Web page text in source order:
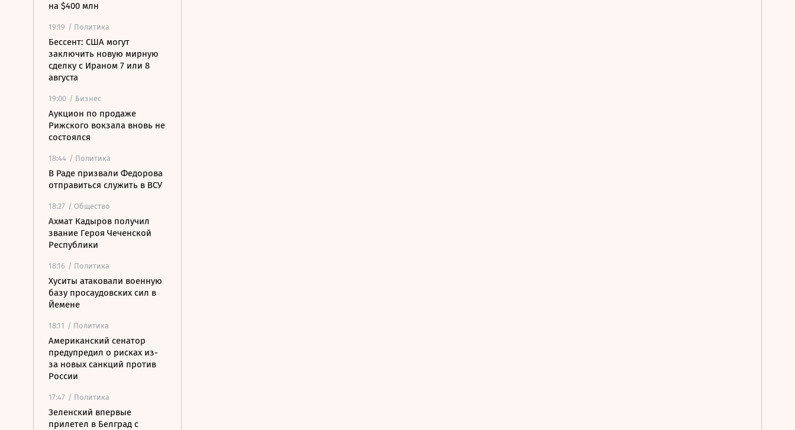
на $400 млн
19:19 / Политика
Бессент: США могут
заключить новую мирную
сделку с Ираном 7 или 8
августа
19:00 / Бизнес
Аукцион по продаже
Рижского вокзала вновь не
состоялся
18:44 / Политика
В Раде призвали Федорова
отправиться служить в ВСУ
18:27 / Общество
Ахмат Кадыров получил
звание Героя Чеченской
Республики
18:16 / Политика
Хуситы атаковали военную
базу просаудовских сил в
Йемене
18:11 / Политика
Американский сенатор
предупредил о рисках из-
за новых санкций против
России
17:47 / Политика
Зеленский впервые
прилетел в Белград с